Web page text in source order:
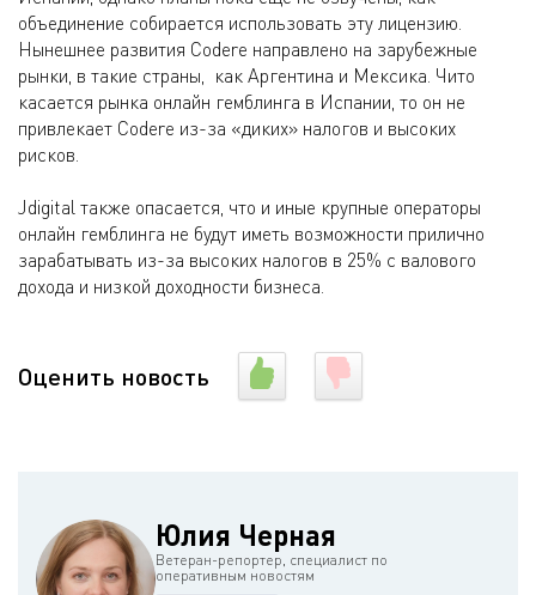
объединение собирается использовать эту лицензию.
Нынешнее развития Codere направлено на зарубежные
рынки, в такие страны, как Аргентина и Мексика. Чито
касается рынка онлайн гемблинга в Испании, то он не
привлекает Codere из-за «диких» налогов и высоких
рисков.
Jdigital также опасается, что и иные крупные операторы
онлайн гемблинга не будут иметь возможности прилично
зарабатывать из-за высоких налогов в 25% с валового
дохода и низкой доходности бизнеса.
Оценить новость
Юлия Черная
Ветеран-репортер, специалист по
оперативным новостям